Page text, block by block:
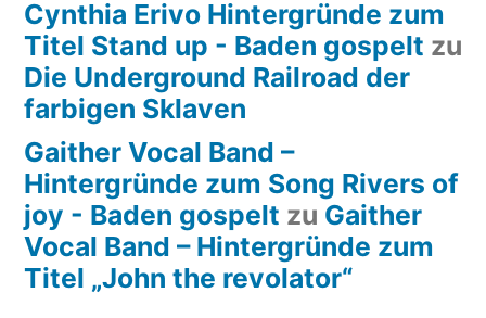
Cynthia Erivo Hintergründe zum
Titel Stand up - Baden gospelt zu
Die Underground Railroad der
farbigen Sklaven
Gaither Vocal Band –
Hintergründe zum Song Rivers of
joy - Baden gospelt zu Gaither
Vocal Band – Hintergründe zum
Titel „John the revolator“